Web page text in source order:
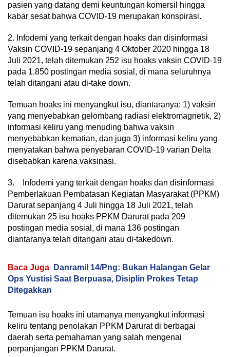
pasien yang datang demi keuntungan komersil hingga
kabar sesat bahwa COVID-19 merupakan konspirasi.
2. Infodemi yang terkait dengan hoaks dan disinformasi
Vaksin COVID-19 sepanjang 4 Oktober 2020 hingga 18
Juli 2021, telah ditemukan 252 isu hoaks vaksin COVID-19
pada 1.850 postingan media sosial, di mana seluruhnya
telah ditangani atau di-take down.
Temuan hoaks ini menyangkut isu, diantaranya: 1) vaksin
yang menyebabkan gelombang radiasi elektromagnetik, 2)
informasi keliru yang menuding bahwa vaksin
menyebabkan kematian, dan juga 3) informasi keliru yang
menyatakan bahwa penyebaran COVID-19 varian Delta
disebabkan karena vaksinasi.
3. Infodemi yang terkait dengan hoaks dan disinformasi
Pemberlakuan Pembatasan Kegiatan Masyarakat (PPKM)
Darurat sepanjang 4 Juli hingga 18 Juli 2021, telah
ditemukan 25 isu hoaks PPKM Darurat pada 209
postingan media sosial, di mana 136 postingan
diantaranya telah ditangani atau di-takedown.
Baca Juga
Danramil 14/Png: Bukan Halangan Gelar
Ops Yustisi Saat Berpuasa, Disiplin Prokes Tetap
Ditegakkan
Temuan isu hoaks ini utamanya menyangkut informasi
keliru tentang penolakan PPKM Darurat di berbagai
daerah serta pemahaman yang salah mengenai
perpanjangan PPKM Darurat.